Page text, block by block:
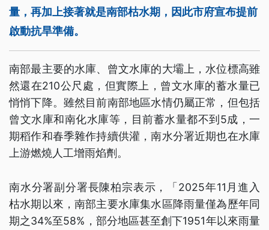
量，再加上接著就是南部枯水期，因此市府宣布提前
啟動抗旱準備。
南部最主要的水庫、曾文水庫的大壩上，水位標高雖
然還在210公尺處，但實際上，曾文水庫的蓄水量已
悄悄下降。雖然目前南部地區水情仍屬正常，但包括
曾文水庫和南化水庫等，目前蓄水量都不到5成，一
期稻作和春季雜作持續供灌，南水分署近期也在水庫
上游燃燒人工增雨焰劑。
南水分署副分署長陳柏宗表示，「2025年11月進入
枯水期以來，南部主要水庫集水區降雨量僅為歷年同
期之34%至58%，部分地區甚至創下1951年以來雨量